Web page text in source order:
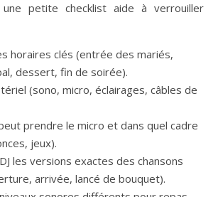
petite checklist aide à verrouiller
horaires clés (entrée des mariés,
dessert, fin de soirée).
(sono, micro, éclairages, câbles de
prendre le micro et dans quel cadre
jeux).
les versions exactes des chansons
arrivée, lancé de bouquet).